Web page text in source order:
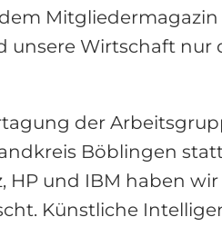
unsere Wirtschaft
der
Böblingen
und IBM haben
Künstliche